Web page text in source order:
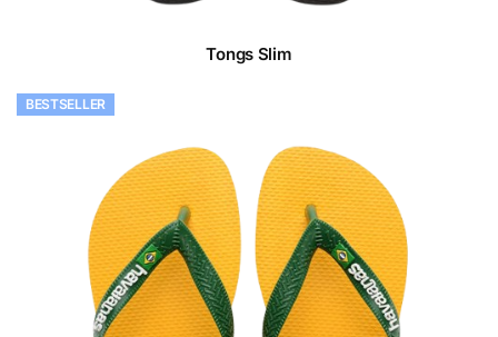
Tongs Slim
BESTSELLER